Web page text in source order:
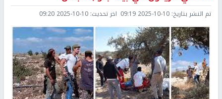
تم النشر بتاريخ: 2025-10-10 09:19 اخر تحديث: 2025-10-10 09:20